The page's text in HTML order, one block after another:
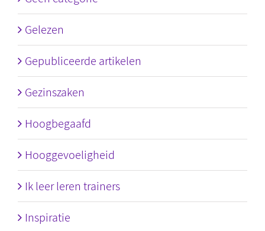
Gelezen
Gepubliceerde artikelen
Gezinszaken
Hoogbegaafd
Hooggevoeligheid
Ik leer leren trainers
Inspiratie